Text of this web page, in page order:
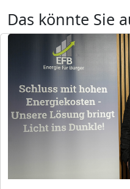
Das könnte Sie